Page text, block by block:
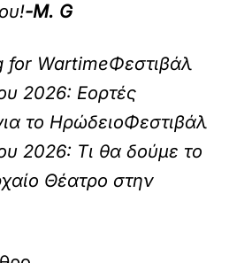
-M. G
for WartimeΦεστιβάλ
2026: Εορτές
το ΗρώδειοΦεστιβάλ
2026: Τι θα δούμε το
Θέατρο στην